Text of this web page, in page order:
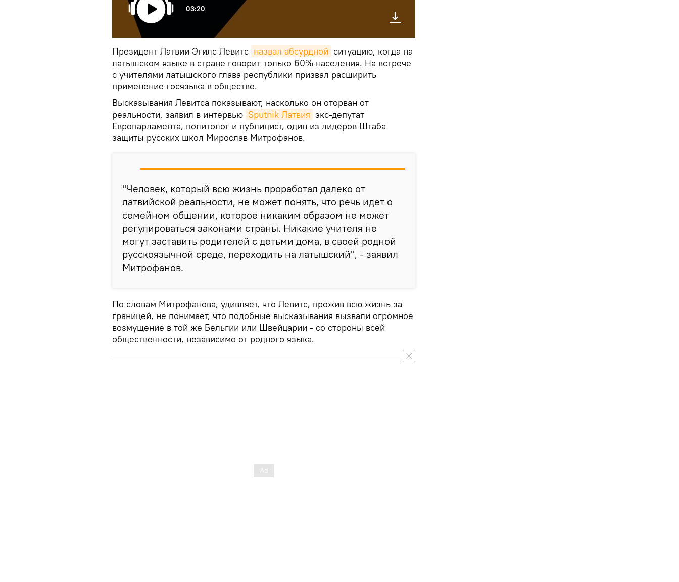
03:20
Президент Латвии Эгилс Левитс назвал абсурдной ситуацию, когда на
латышском языке в стране говорит только 60% населения. На встрече
с учителями латышского глава республики призвал расширить
применение госязыка в обществе.
Высказывания Левитса показывают, насколько он оторван от
реальности, заявил в интервью Sputnik Латвия экс-депутат
Европарламента, политолог и публицист, один из лидеров Штаба
защиты русских школ Мирослав Митрофанов.
"Человек, который всю жизнь проработал далеко от
латвийской реальности, не может понять, что речь идет о
семейном общении, которое никаким образом не может
регулироваться законами страны. Никакие учителя не
могут заставить родителей с детьми дома, в своей родной
русскоязычной среде, переходить на латышский", - заявил
Митрофанов.
По словам Митрофанова, удивляет, что Левитс, прожив всю жизнь за
границей, не понимает, что подобные высказывания вызвали огромное
возмущение в той же Бельгии или Швейцарии - со стороны всей
общественности, независимо от родного языка.